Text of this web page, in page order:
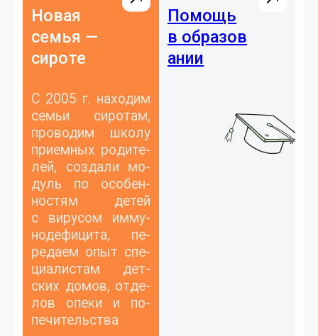
Новая
семья —
сироте
С 2005 г. на­ходим
семьи си­ротам,
про­водим шко­лу
при­ем­ных ро­дите­
лей, соз­да­ли мо­
дуль по осо­бен­
ностям де­тей
с ви­русом им­му­
ноде­фици­та, пе­
реда­ем опыт спе­
ци­алис­там дет­
ских до­мов, от­де­
лов опе­ки и по­
печи­тель­ства
Помощь
в образов
ании